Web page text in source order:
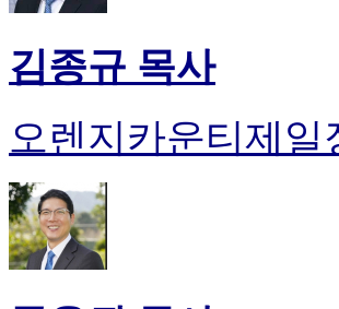
김종규 목사
오렌지카운티제일